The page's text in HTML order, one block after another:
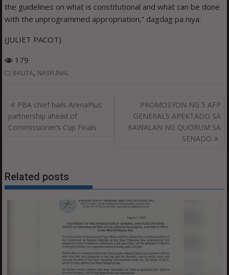
the guidelines on what is constitutional and what can be done
with the unprogrammed appropriation,” dagdag pa niya.
(JULIET PACOT)
179
BALITA, NASYUNAL
Post
navigation
PBA chief hails ArenaPlus
partnership ahead of
Commissioner’s Cup Finals
PROMOSYON NG 5 AFP
GENERALS APEKTADO SA
KAWALAN NG QUORUM SA
SENADO
Related posts